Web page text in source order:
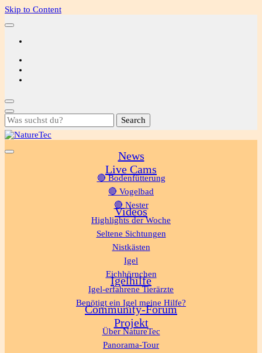
Skip to Content
Looking
for
Something?
News
Live Cams
🔴 Bodenfütterung
🔴 Vogelbad
🔴 Nester
Videos
Highlights der Woche
Seltene Sichtungen
Nistkästen
Igel
Eichhörnchen
Igelhilfe
Igel-erfahrene Tierärzte
Benötigt ein Igel meine Hilfe?
Community-Forum
Projekt
Über NatureTec
Panorama-Tour